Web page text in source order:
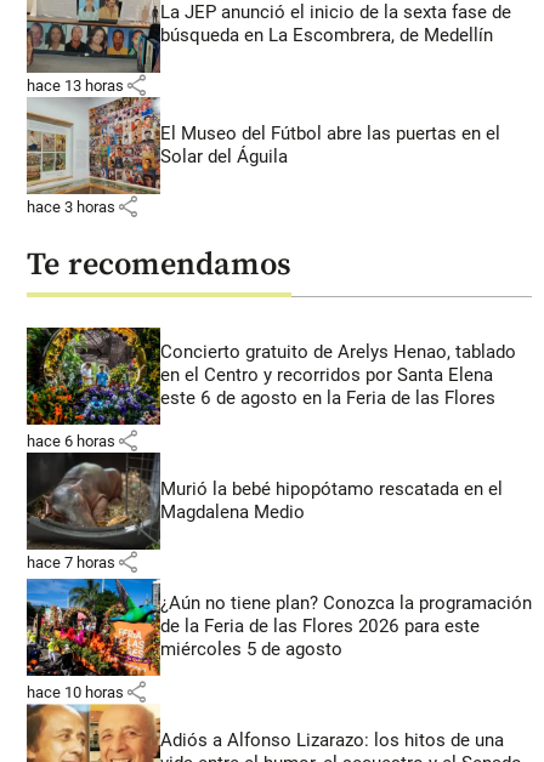
La JEP anunció el inicio de la sexta fase de
búsqueda en La Escombrera, de Medellín
hace 13 horas share
El Museo del Fútbol abre las puertas en el
Solar del Águila
hace 3 horas share
Te recomendamos
Concierto gratuito de Arelys Henao, tablado
en el Centro y recorridos por Santa Elena
este 6 de agosto en la Feria de las Flores
hace 6 horas share
Murió la bebé hipopótamo rescatada en el
Magdalena Medio
hace 7 horas share
¿Aún no tiene plan? Conozca la programación
de la Feria de las Flores 2026 para este
miércoles 5 de agosto
hace 10 horas share
Adiós a Alfonso Lizarazo: los hitos de una